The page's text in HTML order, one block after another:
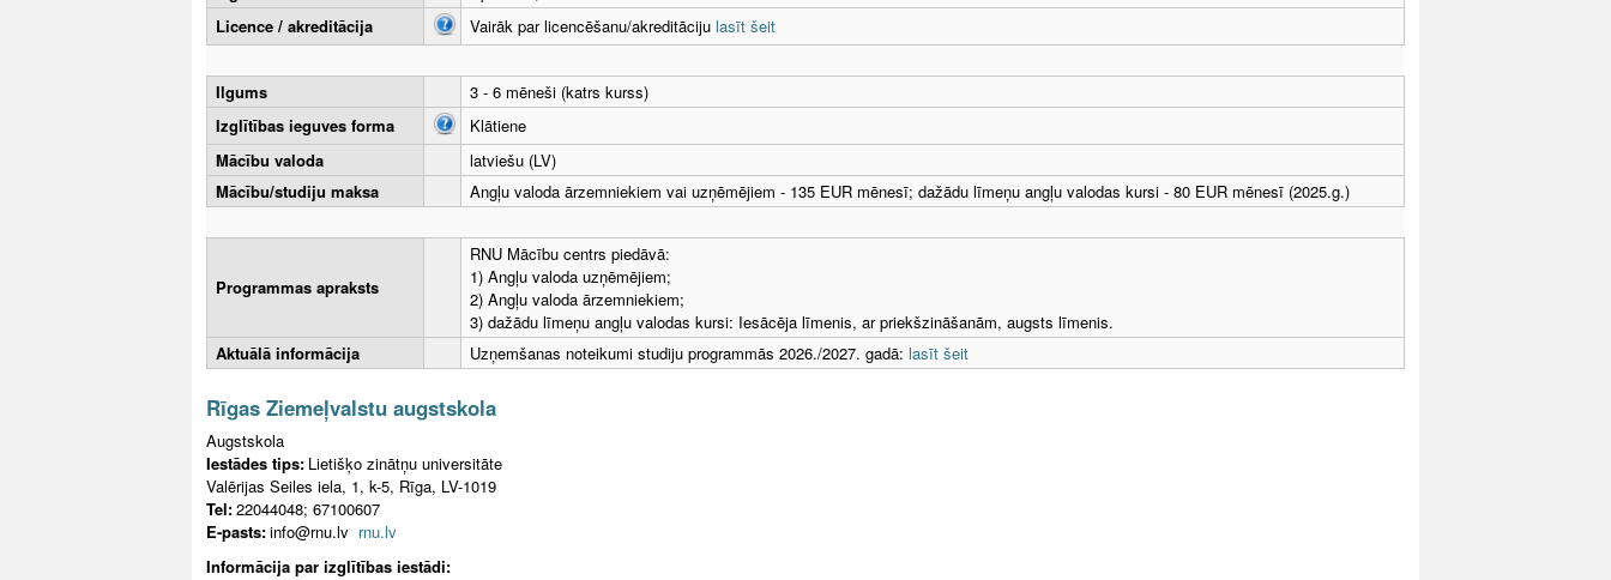
Licence / akreditācija
Vairāk par licencēšanu/akreditāciju lasīt šeit
Ilgums
3 - 6 mēneši (katrs kurss)
Izglītības ieguves forma
Klātiene
Mācību valoda
latviešu (LV)
Mācību/studiju maksa
Angļu valoda ārzemniekiem vai uzņēmējiem - 135 EUR mēnesī; dažādu līmeņu angļu valodas kursi - 80 EUR mēnesī (2025.g.)
Programmas apraksts
RNU Mācību centrs piedāvā:
1) Angļu valoda uzņēmējiem;
2) Angļu valoda ārzemniekiem;
3) dažādu līmeņu angļu valodas kursi: Iesācēja līmenis, ar priekšzināšanām, augsts līmenis.
Aktuālā informācija
Uzņemšanas noteikumi studiju programmās 2026./2027. gadā: lasīt šeit
Rīgas Ziemeļvalstu augstskola
Augstskola
Iestādes tips: Lietišķo zinātņu universitāte
Valērijas Seiles iela, 1, k-5, Rīga, LV-1019
Tel:22044048; 67100607
E-pasts:info@rnu.lv rnu.lv
Informācija par izglītības iestādi: